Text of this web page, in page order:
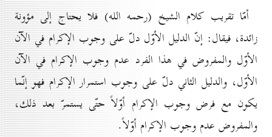
أمّا تقريب كلام الشيخ (رحمه الله) فلا يحتاج إلى مؤونة
زائدة، فيقال: إنّ الدليل الأوّل دلّ على وجوب الإكرام في الآن
الأوّل والمفروض في هذا الفرد عدم وجوب الإكرام في الآن
الأوّل، والدليل الثاني دلّ على وجوب استمرار الإكرام فهو إنّما
يكون مع فرض وجوب الإكرام أوّلاً حتّى يستمرّ بعد ذلك،
والمفروض عدم وجوب الإكرام أوّلاً.